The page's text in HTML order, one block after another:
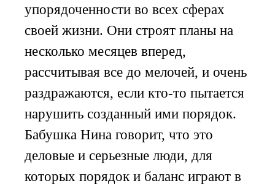
упорядоченности во всех сферах
своей жизни. Они строят планы на
несколько месяцев вперед,
рассчитывая все до мелочей, и очень
раздражаются, если кто-то пытается
нарушить созданный ими порядок.
Бабушка Нина говорит, что это
деловые и серьезные люди, для
которых порядок и баланс играют в